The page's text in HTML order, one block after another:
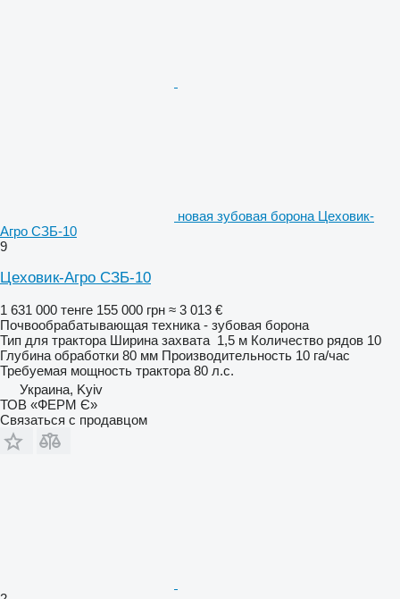
новая зубовая борона Цеховик-
Агро СЗБ-10
9
Цеховик-Агро СЗБ-10
1 631 000 тенге 155 000 грн ≈ 3 013 €
Почвообрабатывающая техника - зубовая борона
Тип для трактора Ширина захвата 1,5 м Количество рядов 10
Глубина обработки 80 мм Производительность 10 га/час
Требуемая мощность трактора 80 л.с.
Украина, Kyiv
ТОВ «ФЕРМ Є»
Связаться с продавцом